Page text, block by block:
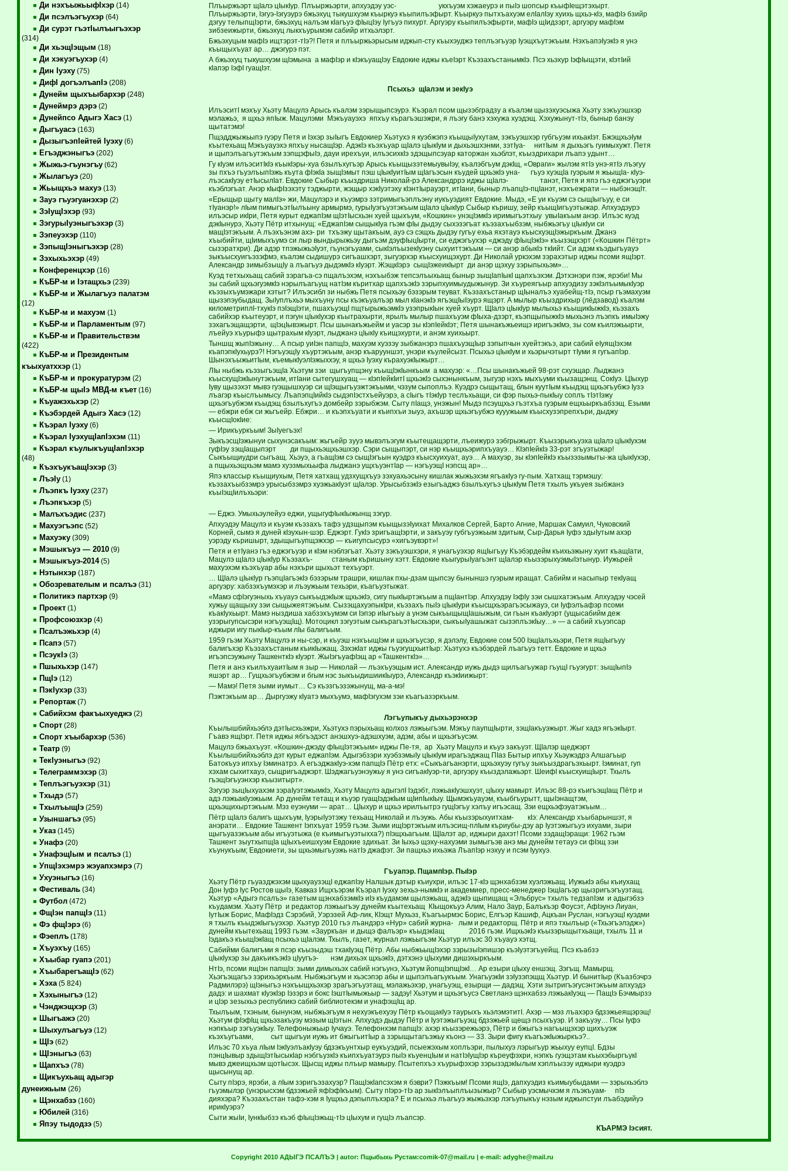
Ди нэхъыжьыфIхэр(14)
Ди псэлъэгъухэр(64)
Ди сурэт гъэтIылъыгъэхэр
(314)
Ди хьэщIэщым (18)
Ди хэкуэгъухэр(4)
Дин Iуэху(75)
ДифI догъэлъапIэ(208)
Дунейм щыхъыбархэр(248)
Дунеймрэ дэрэ(2)
Дунейпсо Адыгэ Хасэ(1)
Дыгъуасэ(163)
ДызыгъэпIейтей Iуэху(6)
Егъэджэныгъэ(202)
Жыжьэ-гъунэгъу(62)
Жылагъуэ(20)
Жьыщхьэ махуэ(13)
Зауэ гъуэгуанэхэр(2)
ЗэIущIэхэр(93)
ЗэгурыIуэныгъэхэр(3)
Зэпеуэхэр(110)
ЗэпыщIэныгъэхэр(28)
Зэхыхьэхэр(49)
Конференцхэр(16)
КъБР-м и Iэтащхьэ(239)
КъБР-м и Жылагъуэ палатэм
(12)
КъБР-м и махуэм (1)
КъБР-м и Парламентым (97)
КъБР-м и Правительствэм
(422)
КъБР-м и Президентым
къыхуатххэр(1)
КъБР-м и прокуратурэм (2)
КъБР-м щыIэ МВД-м къет(16)
Къуажэхьхэр(2)
Къэбэрдей Адыгэ Хасэ(12)
Къэрал Iуэху(6)
Къэрал IуэхущIапIэхэм (11)
Къэрал къулыкъущIапIэхэр
(48)
КъэхъукъащIэхэр(3)
ЛъэIу(1)
Лъэпкъ Iуэху(237)
Лъэпкъхэр(5)
Малъхъэдис(237)
Махуэгъэпс(52)
Махуэку(309)
Мэшыкъуэ — 2010(9)
Мэшыкъуэ-2014(5)
Нэтынхэр(187)
Обозревателым и псалъэ(31)
Политикэ партхэр(9)
Проект(1)
Профсоюзхэр(4)
Псалъэжьхэр(4)
Псапэ(57)
ПсэукIэ(3)
Пшыхьхэр(147)
ПщIэ(12)
ПэкIухэр(33)
Репортаж(7)
Сабийхэм факъыхуеджэ(2)
Спорт(28)
Спорт хъыбархэр(536)
Театр(9)
ТекIуэныгъэ(92)
Телеграммэхэр(3)
Теплъэгъуэхэр(31)
Тхыдэ(57)
ТхылъыщIэ(259)
Узыншагъэ(95)
Указ(145)
Унафэ(20)
УнафэщIым и псалъэ(1)
УпщIэхэмрэ жэуапхэмрэ(7)
Ухуэныгъэ(16)
Фестиваль(34)
Футбол(472)
ФщIэн папщIэ(11)
Фэ фщIэрэ(6)
Фэеплъ(178)
Хъуэхъу(165)
Хъыбар гуапэ(201)
ХъыбарегъащIэ(62)
Хэха(5 824)
Хэхыныгъэ(12)
Чэнджэщхэр(3)
Шыгъажэ(20)
Шыхулъагъуэ(12)
ЩIэ(62)
ЩIэныгъэ(63)
Щапхъэ(78)
Щикъухьащ адыгэр
дунеижьым (26)
Щэнхабзэ(160)
Юбилей(316)
Япэу тыдодзэ(5)
Плъыржьэрт щIалэ цIыкIур. Плъыржьэрти, апхуэдэу уэс- укхъуэм хэжаеурэ и пыIэ шопсыр къыфIещэтэхырт.
Плъыржьэрти, Iэгуэ-Iэгуэурэ бжьэхуц тыкушхуэм къыркуэ къыпилъэфырт. Къыркуэ пытхъахуэм елIалIэу хуихь щхьэ-кIэ, мафIэ бзийр
дэгуу телыпщIэрти, бжьэхуц налъэм кIагъуэ фIыцIэу Iугъуэ пихурт. Аргуэру къыпилъэфырти, мафIэ щIидзэрт, аргуэру мафIэм
зибзеижырти, бжьэхуц лыкхъурымэм сабийр итхьэлэрт.
Бжьэхуцым мафIэ ищтэрэт-тIэ?! Петя и плъыржьэрысым иджып-сту къыхэуджэ теплъэгъуэр Iуэщхъутэкъым. НэхъапэIуэкIэ я унэ
къыщыхъуат ар… джэгурэ пэт.
А бжьэхуц тыкушхуэм щIэмына а мафIэр и кIэкъуащIэу Евдокие иджы къеIэрт КъэзахъcтанымкIэ. Псэ хьэхур IэфIыщэти, кIэтIий
кIапэр IэфI гуащIэт.
Псыхьэ щIалэми зекIуэ
ИлъэситI мэхъу Хьэту Мацулэ Арысь къалэм зэрыщыпсэурэ. Къэрал псом щызэбградзу а къалэм щызэхуэсыжа Хьэту зэкъуэшхэр
мэлажьэ, я щхьэ япIыж. Мацулэми Мэкъуауэхэ япхъу кърагъэшэжри, я лъэгу банэ хэхужа хуэдэщ. Хэхужынут-тIэ, быныр банэу
щытатэмэ!
Пщэдджыжьыпэ гуэру Петя и Iэхэр зыIыгъ Евдокиер Хьэтухэ я куэбжэпэ къыщыIухутам, зэкъуэшхэр губгъуэм ихьакIэт. БжэщхьэIум
къытехьащ Мэкъуауэхэ япхъу нысащIэр. АдэкIэ къэхъуар щIалэ цIыкIум и дыхьэшхэнми, зэтIуа- нитIым я дыхьэгъ гуимыхужт. Петя
и щыпэлъагъутэкъым зэпщэфыIэ, дауи ирехъуи, илъэсихкIэ здэщыпсэуар каторжан хьэблэт, къыздрихари лъапэ удынт…
Гу кIуэм илъэситIкIэ къыкIэры-хуа бзылъхугъэр Арысь къыщызэтемыувыIэу, къалэбгъум дэкIщ, «Овраги» жылэм ятIэ унэ-ятIэ лъэгуу
зы пхъэ гъуэлъыпIэжь къута фIэкIа зыщIэмыт пэш цIыкIуитIым щIагъэсын къудей щхьэкIэ уна- гъуэ хуэщIа гуэрым я жьыщIа- кIуэ-
лъэсакIуэу етIысылIат. Евдокие Сыбыр къыздриша Николай-рэ Александррэ иджы щIалэ- танэт, Петя и япэ гъэ еджэгъуэри
къэблэгъат. Анэр кIыфIзэхэту тэджырти, жэщыр хэкIуэтэху кIэнтIырауэрт, итIани, быныр лъапцIэ-пцIанэт, нэхъежрати — ныбэнэщIт.
«Ерыщыр щыту малIэ» жи, Мацулэрэ и къуэмрэ зэтримыгъэплъэну иукъуэдият Евдокие. Мыдэ, «Е уи къуэм сэ сыщIыгъуу, е си
тIуанэр!» лIым пимыгъэтIылъыну армырмэ, гурыIуэгъуэтэкъым щIалэ цIыкIур Сыбыр къришу, зейр къыщIигъуэтыжар. Апхуэдэурэ
илъэсыр икIри, Петя курыт еджапIэм щIэтIысхьэн хуей щыхъум, «Кошкин» унэцIэмкIэ иримыгъэтхыу увыIакъым анэр. Илъэс куэд
дэкIынурэ, Хьэту Пётр итхынущ: «ЕджапIэм сыщыкIуа гъэм фIы дыдэу сыхэзэгъат къэзахъыбзэм, ныбжьэгъу цIыкIуи си
мащIэтэкъым. А лъэхъэнэм ахэ- ри тхъэжу щытакъым, ауэ сэ сэщхь дыдэу гугъу ехьа яхэтауэ къысхуэщIэжыркъым. Джанэ
хъыбийти, щIимыхъумэ си лыр вындырыжьэу дыгъэм дэуфIыцIырти, си еджэгъухэр «джэду фIыцIэкIэ» къызэщхэрт («Кошкин Пётрт»
сызэратхри). Ди адэр тпэжыжьэIуэт, гъунэгъуами, сыкIэлъызекIуэну сыхуиттэкъым — си анэр абыкIэ ткIийт. Си адэм къэдыгъуауэ
зыкъысхуигъэзэфмэ, къалэм сыдишурэ сигъашхэрт, зыгуэрхэр къысхуищэхурт. Ди Николай уркэхэм зэрахэтыр иджы псоми ящIэрт.
Александр зимыбзыщIу а лъагъуэ дыдэмкIэ кIуэрт. ЖэщкIэрэ сыщIэжеикIырт ди анэр щэхуу зэрыпыхьэм»…
Куэд тетхыхьащ сабий зэрагъа-сэ пщалъэхэм, нэхъыбэж тепсэлъыхьащ быныр зыщIапIыкI щапхъэхэм. Дэтхэнэри пэж, ярэби! Мы
зы сабий щхьэгуэмкIэ нэрылъагъущ натIэм къритхар щапхъэкIэ зэрыпхуимыудыжынур. Зи хъуреягъыр апхуэдизу зэкIэлъымыкIуэр
къэзыхъумэжари хэтыт? Илъэсибл зи ныбжь Петя псыхьэу бэзэрым теуват. Къэзахъстаныр щIыналъэ хуабейщ-тIэ, псыр гъэмахуэм
щызэпэубыдащ. ЗыIуплъхьэ мыхъуну псы къэкъуалъэр мыл кIанэкIэ ягъэщIыIэурэ ящэрт. А мылыр къыздрихыр (лёдзавод) къалэм
километриплI-тхукIэ пэIэщIэти, пшахъуэщI пщтырыжьэмкIэ узэпрыкIын хуей хъурт. ЩIалэ цIыкIур мылыхьэ къыщикIыжкIэ, къэзахъ
сабийхэр къытеуэрт, и пэгун цIыкIухэр къытрахырти, ярылъ мылыр пшахъуэм фIыха-дзэрт, къэпщыпыжкIэ мыхьэнэ лъэпкъ имыIэжу
зэхагъэщащэрти, щIэцIывэжырт. Псы шынакъжьейм и уасэр зы кIэпIейкIэт; Петя шынакъжьеищэ иригъэкIмэ, зы сом къилэжьырти,
лъейуэ хъурыфэ щытрахым кIуэрт, лыджанэ цIыкIу къищэхурти, и анэм хуихьырт.
Тыншщ жыпIэжыну… А псыр уиIэн папщIэ, махуэм хуэзэу зыбжанэрэ пшахъуэщIыр зэпыпчын хуейтэкъэ, ари сабий еIуящIэхэм
къапэпкIухьурэ?! НэгъуэщIу хъуртэкъым, анэр къарууншэт, унэри къулейсызт. Псыхьэ цIыкIум и хьэрычэтырт тIуми я гугъапIэр.
ШынэхъыжьитIым, къемыкIуэлIэжыххэу, я щхьэ Iуэху кърахуэкIыжырт…
ЛIы ныбжь къэзыгъэщIа Хьэтум зэи щыгъупщэну къыщIэкIынкъым а махуэр: «…Псы шынакъжьей 98-рэт схуэщар. Лыджанэ
къысхущIэкIынутэкъым, итIани сытегушхуащ — кIэпIейкIитI щхьэкIэ сыхэнынкъым, зыгуэр нэхъ мыхъуми къызащэнщ. СокIуэ. ЦIыхур
Iуву щызэхэт мывэ гуэщышхуэр си щIэщыгъуэжтэкъыми, чэзум сыпоплъэ. Куэдрэ сыщытащ, блын куутIым къыдэщ щхьэгъубжэ Iузэ
лъагэр къыслъымысу. ЛъапэпцIийкIэ сыдэпIэстхъейуэрэ, а сIыгъ тIэкIур теслъхьащи, си фэр пыхьэ-пыкIыу соплъ тIэтIэжу
щхьэгъубжэм къыдэщ бзылъхугъэ домбейр зэрыбжэм. Сыту пIащэ, унэжын! Мыдэ псэущхьэ гъэтхъа гуэрым ещхьыркъабзэщ. Езыми
— ебжри ебж си жьгъейр. Ебжри… и къэпхъуати и къипхъи зыуэ, ахъшэр щхьэгъубжэ кууужьым къысхузэпрепхъри, дыджу
къысщIокIие:
— Ирикъуркъым! ЗыIуегъэх!
ЗыкъэсщIэжынуи сыхунэсакъым: жьгъейр зууэ мывэлъэгум къытещащэрти, лъеижурэ зэбгрыжырт. Къызэрыкъуэха щIалэ цIыкIухэм
гуфIэу зэщIащыпэрт ди пщыхьэщхьэшхэр. Сэри сыщыпэрт, си нэр къыщхьэрипхъуауэ… КIэпIейкIэ 33-рэт згъуэтыжар!
Сыкъыщиудри сыгъащ. Хьэуэ, а гъащIэм сэ сыщIэгъын куэдрэ къысхуихуат, ауэ… А махуэр, зы кIэпIейкIэ къызэзымыты-жа цIыкIухэр,
а пщыхьэщхьэм мамэ хуэзмыхьыфа лыджанэ ущхъуэнтIар — нэгъуэщI нэпсщ ар»…
Япэ классыр къыщиухым, Петя хатхащ удзхущхъуэ зэхуахьэсыну кишлак жыжьэхэм ягъакIуэ гу-пым. Хатхащ тэрмэшу:
къэзахъыбзэмрэ урысыбзэмрэ хуэжьакIуэт щIалэр. УрысыбзэкIэ езыгъаджэ бзылъхугъэ цIыкIум Петя тхылъ укъуея зыбжанэ
къыIэщIилъхьэри:
— Еджэ. Умыхьэулейуэ еджи, ущыгуфIыкIыжынщ зэгур.
Апхуэдэу Мацулэ и къуэм къэзахъ тафэ удзщыпэм къыщызэIуихат Михалков Сергей, Барто Агние, Маршак Самуил, Чуковский
Корней, сымэ я дуней кIэухын-шэр. Еджэрт. ГукIэ зригъащIэрти, и закъуэу губгъуэжьым здитым, Сыр-Дарья Iуфэ здыIутым ахэр
уэрэду къришырт, здыщыгъупщэжхэр — къигупсысурэ «хигъэувэрт»!
Петя и етIуанэ гъэ еджэгъуэр и кIэм нэблэгъат. Хьэту зэкъуэшхэри, я унагъуэхэр ящIыгъуу Къэбэрдейм къихьэжыну хуит къащIати,
Мацулэ щIалэ цIыкIур Къэзахъ- станым къришыну хэтт. Евдокие къыгурыIуагъэнт щIалэр къызэрыхуэмыIэтынур. Иужьрей
махуэхэм къэхъуар абы нэхъри щыхьэт техъуэрт.
… ЩIалэ цIыкIур гъэпцIагъэкIэ бэзэрым трашри, кишлак пхы-дзам щыпсэу быныншэ гуэрым иращат. Сабийм и насыпыр текIуащ
аргуэру: хабзэхъумэхэр и лъэужьым техьэри, къагъуэтыжат.
«Мамэ сфIэгуэныхь хъуауэ сыкъыдэкIыж щхьэкIэ, сигу пыкIыртэкъым а пщIантIэр. Апхуэдэу IэфIу зэи сышхатэкъым. Апхуэдэу чэсей
хужьу щащыху зэи сыщыжеятэкъым. СызэщахуэпыкIри, къэзахъ пыIэ цIыкIури къысщхьэрагъэсыжауэ, си Iуфэлъафэр псоми
къакIухьырт. Мамэ ныздиша хабзэхъумэм си Iэпэр иIыгъыу а унэм сыкъыщыщIашыжым, си гъын къакIуэрт (ущысабийм деж
узэрыгупсысэри нэгъуэщIщ). Мотоцикл зэгуэтым сыкърагъэтIысхьэри, сыкъыIуашыжат сызэплъэкIыу…» — а сабий хъуэпсар
иджыри игу пыкIыр-къым лIы балигъым.
1959 гъэм Хьэту Мацулэ и ны-сэр, и къуэш нэхъыщIэм и щхьэгъусэр, я дэлэлу, Евдокие сом 500 IэщIалъхьэри, Петя ящIыгъуу
балигъхэр Къэзахъстаным къикIыжащ. ЗэхэкIат иджы гъуэгущхьитIыр: Хьэтухэ къэбэрдей лъагъуэ тетт. Евдокие и щхьэ
игъэпсэужыну ТашкенткIэ кIуэрт. ЖыIэгъуафIэщ ар «ТашкенткIэ»…
Петя и анэ къилъхуаитIым я зыр — Николай — лъэхъуэщым ист. Александр иужь дыдэ щилъагъужар гъущI гъуэгурт: зыщIыпIэ
яшэрт ар… Гущхьэгъубжэм и бгым нэс зыкъыдишиикIыурэ, Александр къэкIиижырт:
— Мамэ! Петя зыми иумыт… Сэ къэзгъэзэжынущ, ма-а-мэ!
Пэжтэкъым ар… Дыргуэжу кIуатэ мыхъумэ, мафIэгухэм зэи къагъазэркъым.
Лэгъупыкъу дыхьэрэнхэр
Къылышбийхьэблэ дэтIысхьэжри, Хьэтухэ пэрыхьащ колхоз лэжьыгъэм. Мэкъу паупщIырти, зэщIакъуэжырт. Жыг хадэ ягъэкIырт.
Гъавэ ящIэрт. Петя иджы ябгъэдэст анэшхуэ-адэшхуэм, адэм, абы и щхьэгъусэм.
Мацулэ бжьахъуэт. «Кошкин-джэду фIыцIэтэкъым» иджы Пе-тя, ар Хьэту Мацулэ и къуэ закъуэт. ЩIалэр щеджэрт
Къылышбийхьэблэ дэт курыт еджапIэм. Адыгэбзэри хуэбзэмыIу цIыкIум ирагъэджащ ПIаз Бытыр ипхъу Хьэужэдрэ Алшагъыр
Батокъуэ ипхъу Iэминатрэ. А егъэджакIуэ-хэм папщIэ Пётр етх: «Сыкъагъанэрти, щхьэхуэу гугъу зыкъыздрагъэхьырт. Iэминат, гуп
хэхам сыхитхауэ, сыщригъаджэрт. Шэджагъуэнэужьу я унэ сигъакIуэр-ти, аргуэру къыздэлажьэрт. ШеифI къысхуищIырт. Тхылъ
гъэщIэгъуэнхэр къызитырт».
Зэгуэр зыцIыхуахэм зэраIуэтэжымкIэ, Хьэту Мацулэ адыгэлI Iэдэбт, лэжьакIуэшхуэт, цIыху мамырт. Илъэс 88-рэ къигъэщIащ Пётр и
адэ лэжьакIуэжьым. Ар дунейм тетащ и къуэр гуащIэдэкIым щIипIыкIыу. Щымэкъуауэм, къыбгъурытт, щыIэнащтэм,
щхьэщихыртэкъым. Мэз еуэнуми — арат… ЦIыхур и щхьэ ирилъытрэ гущIэгъу хэлъу игъэсащ. Зэи ещхьэфэуатэкъым…
Пётр щIалэ балигъ щыхъум, IуэрыIуэтэжу техьащ Николай и лъэужь. Абы къызэрыхуитхам- кIэ: Александр хъыбарыншэт, я
анэрати… Евдокие Ташкент Iэпхъуат 1959 гъэм. Зыми ищIэртэкъым илъэсищ-плIым къриубы-дэу ар Iуэтэжыгъуэ ихуами, зыри
щыгъуазэкъым абы игъуэтыжа (е къимыгъуэтыхха?) пIэщхьагъым. ЩIалэт ар, иджыри дахэт! Псоми зэдащIэращи: 1962 гъэм
Ташкент зыутхыпщIа щIыхъеишхуэм Евдокие здихьат. Зи Iыхьэ щэху-нахуэми зымыгъэв анэ мы дунейм тетауэ си фIэщ зэи
хъунукъым; Евдокиети, зы щхьэмыгъуэжь натIэ джафэт. Зи пащхьэ ихьэжа ЛъапIэр нэхуу и псэм Iуухуэ.
Гъуапэр. ПщампIэр. ПыIэр
Хьэту Пётр гъуазджэхэм щыхуаузэщI еджапIэу Налшык дэтыр къиухри, илъэс 17-кIэ щэнхабзэм хуэлэжьащ. ИужькIэ абы къиухащ
Дон Iуфэ Iус Ростов щыIэ, Кавказ Ищхъэрэм Къэрал Iуэху зехьэ-нымкIэ и академиер, пресс-менеджер IэщIагъэр щызригъэгъуэтащ.
Хьэтур «Адыгэ псалъэ» газетым щэнхабзэмкIэ иIэ къудамэм щылэжьащ, адэкIэ щыпищащ «Эльбрус» тхылъ тедзапIэм и адыгэбзэ
къудамэм. Хьэту Пётр и редактор лэжьыгъэу дунейм къытехьащ КIыщокъуэ Алим, Нало Заур, Балъкъэр Фоусэт, АфIэунэ Лиуан,
IутIыж Борис, МафIэдз Сэрэбий, Уэрэзей Аф-лик, КIэщт Мухьэз, Къагъырмэс Борис, Елгъэр Кашиф, Ацкъан Руслан, нэгъуэщI куэдми
я тхылъ къыдэкIыгъуэхэр. Хьэтур 2010 гъэ лъандэрэ «Нур» сабий журна- лым и редакторщ. Пётр и япэ тхылъыр («Тхьэгъэлэдж»)
дунейм къытехьащ 1993 гъэм. «Зауркъан и дыщэ фалъэр» къыдэкIащ 2016 гъэм. ИщхьэкIэ къызэрыщытхьащи, тхылъ 11 и
Iэдакъэ къыщIэкIащ псыхьэ щIалэм. Тхылъ, газет, журнал лэжьыгъэм Хьэтур илъэс 30 хъуауэ хэтщ.
Сабийми балигъми я псэр къызыдэш тхакIуэщ Пётр. Абы ныбжьыщIэхэр зэрызыIэпишэр къэIуэтэгъуейщ. Псэ къабзэ
цIыкIухэр зы дакъикъэкIэ цIуугъэ- нэм дихьэх щхьэкIэ, дэтхэнэ цIыхуми дишэхыркъым.
НтIэ, псоми ящIэн папщIэ: зыми димыхьэх сабий нэгъунэ, Хьэтум йопщIэпщIэкI… Ар езыри цIыху еншэщ. Зэгъщ. Мамырщ.
Хьэгъэщагъэ зэрихьэркъым. Ныбжьэгъум и хьэсэпэр абы и щыпэлъагъукъым. УнагъуэкIи зэIузэпэщщ Хьэтур. И бынитIыр (Къазбэчрэ
Радмилэрэ) щIэныгъэ нэхъыщхьэхэр зрагъэгъуэтащ, мэлажьэхэр, унагъуэщ, езырщи — дадэщ. Хэти зытригъэгусэнтэкъым апхуэдэ
дадэ: и шахмат кIуэкIэр Iэзэрэ и бокс IэштIымыжьыр — задэу! Хьэтум и щхьэгъусэ Светланэ щэнхабзэ лэжьакIуэщ — ПащIэ Бэчмырзэ
и цIэр зезыхьэ республикэ сабий библиотекэм и унафэщIщ ар.
Тхылъым, тхэным, бынунэм, ныбжьэгъум я нехуэкъехуэу Пётр къощакIуэ таурыхъ хьэлэмэтитI. Ахэр — мэз лъахэрэ бдзэжьеящэрэщ!
Хьэтум фIэфIщ щхьэзакъуэу мэзым щIэтын. Апхуэдэ дыдэу Пётр и Iуэтэжыгъуэщ бдзэжьей щещэ псыхъуэр. И закъуэу… Псы Iуфэ
нэпкъыр зэгъуэкIыу. Телефоныжьыр Iучауэ. Телефонхэм папщIэ: ахэр къызэрежьэрэ, Пётр и бжыгъэ нагъыщэхэр щихъуэж
къэхъугъами, сыт щыгъуи иужь ит бжыгъитIыр а зэрыщытагъэжьу къонэ — 33. Зыри фигу къагъэкIыжыркъэ?..
Илъэс 70 хъуа лIым IэкIуэлъакIуэу бдзэкъунтхыр еукъуэдий, псыежэхым хоплъэри, пылыхуэ лэрыгъур жьыхуу еупцI. Бдзы
пэнцIывыр здыщIэтIысыкIар нэбгъузкIэ къипхъуатэурэ пыIэ къуенцIым и натIэIущIэр къреуфэхри, нэпкъ гуэщэтам къыхэбыргъукI
мывэ джеищхьэм щотIысэх. Щысщ иджы плъыр мамыру. Псытепхъэ хъурыфэхэр зэрызэдэкIылым хэплъызэу иджыри куэдрэ
щысынущ ар.
Сыту пIэрэ, ярэби, а лIым зэригъэзахуэр? ПащIэкIапсэхэм я бэври? Пэжкъым! Псоми ящIэ, дапхуэдиз къимыубыдами — зэрыхьэблэ
гъуэмылэр (унэрысхэм бдзэжьей яфIэфIкъым). Сыту пIэрэ-тIэ ар зыкIэлъыплъызыжыр? Сыбыр уэсмычхэм я лъэкъуам- пIэ
дияхэра? Къэзахъстан тафэ-хэм я Iущхьэ дэпыплъхэра? Е и псыхьэ лъагъуэ жыжьэхэр лэгъупыкъу нэзым иджыпстуи лъабэдийуэ
ирикIуэрэ?
Сыти жыIи, IункIыбзэ къэб фIыцIэжьщ-тIэ цIыхум и гущIэ лъапсэр.
КЪАРМЭ Iэсият.
Copyright 2010 АДЫГЭ ПСАЛЪЭ | autor: Пщыбыхь Рустам:comik-07@mail.ru | e-mail: adyghe@mail.ru